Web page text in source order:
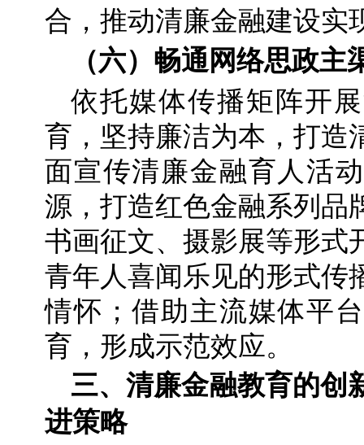
合，推动清廉金融建设实
（六）畅通网络思政主
依托媒体传播矩阵开
育，坚持廉洁为本，打造
面宣传清廉金融育人活
源，打造红色金融系列品
书画征文、摄影展等形式
青年人喜闻乐见的形式传
情怀；借助主流媒体平
育，形成示范效应。
三、清廉金融教育的创
进策略